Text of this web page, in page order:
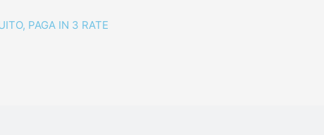
PAGA IN 3 RATE